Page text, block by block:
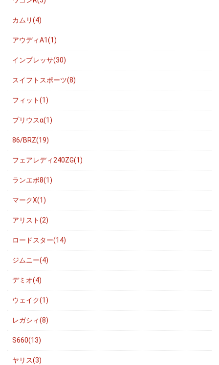
カムリ(4)
アウディA1(1)
インプレッサ(30)
スイフトスポーツ(8)
フィット(1)
プリウスα(1)
86/BRZ(19)
フェアレディ240ZG(1)
ランエボ8(1)
マークX(1)
アリスト(2)
ロードスター(14)
ジムニー(4)
デミオ(4)
ウェイク(1)
レガシィ(8)
S660(13)
ヤリス(3)